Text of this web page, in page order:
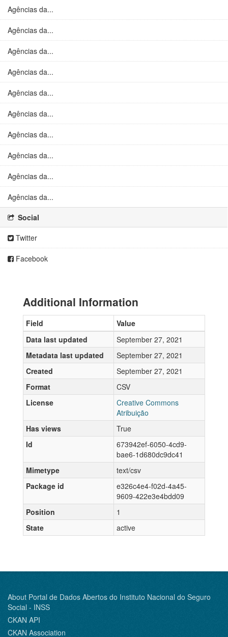
Agências da...
Agências da...
Agências da...
Agências da...
Agências da...
Agências da...
Agências da...
Agências da...
Agências da...
Agências da...
Social
Twitter
Facebook
Additional Information
Field
Value
Data last updated
September 27, 2021
Metadata last updated
September 27, 2021
Created
September 27, 2021
Format
CSV
License
Creative Commons
Atribuição
Has views
True
Id
673942ef-6050-4cd9-
bae6-1d680dc9dc41
Mimetype
text/csv
Package id
e326c4e4-f02d-4a45-
9609-422e3e4bdd09
Position
1
State
active
About Portal de Dados Abertos do Instituto Nacional do Seguro
Social - INSS
CKAN API
CKAN Association